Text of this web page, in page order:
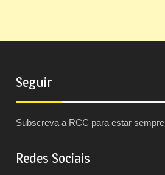
Seguir
Subscreva a RCC para estar
Redes Sociais